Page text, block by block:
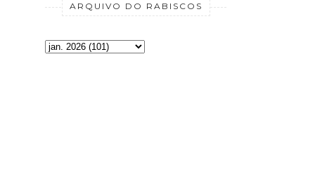
ARQUIVO DO RABISCOS